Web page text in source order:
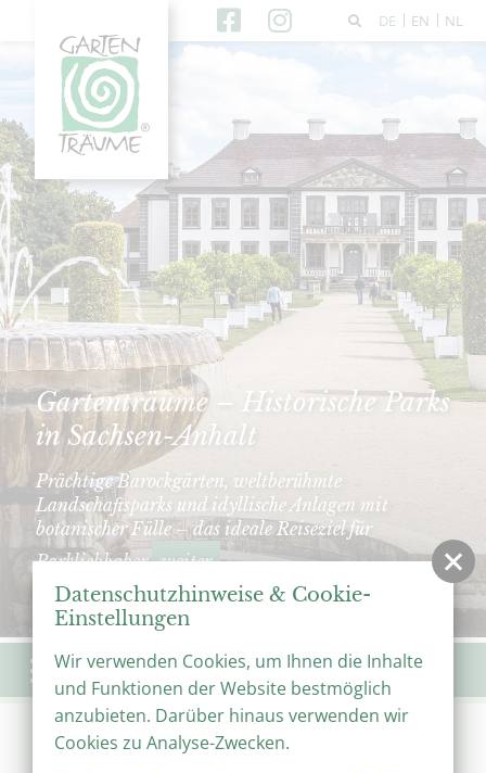
DE EN NL
Gartenträume – Historische Parks
in Sachsen-Anhalt
Prächtige Barockgärten, weltberühmte
Landschaftsparks und idyllische Anlagen mit
botanischer Fülle – das ideale Reiseziel für
Parkliebhaber weiter
Menü
Start Veranstaltungen
Veranstaltungskalender
Brockengarten im Blütenzauber
Datenschutzhinweise & Cookie-
Einstellungen
Wir verwenden Cookies, um Ihnen die Inhalte
und Funktionen der Website bestmöglich
anzubieten. Darüber hinaus verwenden wir
Cookies zu Analyse-Zwecken.